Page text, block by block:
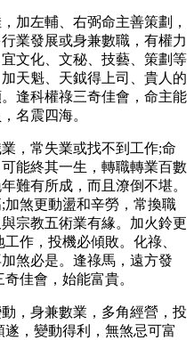
加左輔、右弼命主善策劃，
業發展或身兼數職，有權力
文化、文秘、技藝、策劃等
天魁、天鉞得上司、貴人的
逢科權祿三奇佳會，命主能
名震四海。
，常失業或找不到工作;命
能終其一生，轉職轉業百數
難有所成，而且潦倒不堪。
煞更動盪和辛勞，常換職
宗教五術業有緣。加火鈴更
作，投機必傾敗。化祿、
煞必是。逢祿馬，遠方發
佳會，始能富貴。
，身兼數業，多角經營，投
，變動得利，無煞忌可富